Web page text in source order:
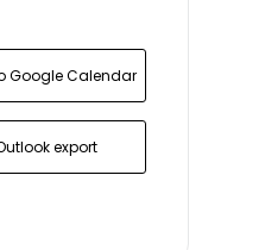
Google Calendar
export